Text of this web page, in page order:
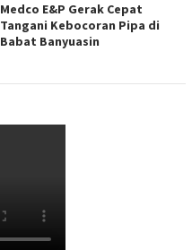
Medco E&P Gerak Cepat
Tangani Kebocoran Pipa di
Babat Banyuasin